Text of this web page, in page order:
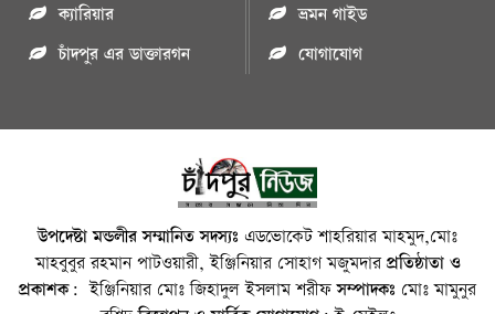
ক্যারিয়ার
চাঁদপুর এর ডাক্তারগন
ভ্রমন গাইড
যোগাযোগ
উপদেষ্টা মন্ডলীর সম্মানিত সদস্যঃ এডভোকেট শাহরিয়ার মাহমুদ,মোঃ
মাহবুবুর রহমান পাটওয়ারী, ইঞ্জিনিয়ার সোহাগ মজুমদারপ্রতিষ্ঠাতা ও
প্রকাশক: ইঞ্জিনিয়ার মোঃ জিহাদুল ইসলাম শরীফসম্পাদকঃ মোঃ মামুনুর